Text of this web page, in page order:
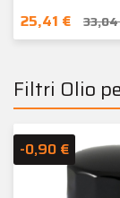
25,41 €
Filtri Olio
-0,90 €